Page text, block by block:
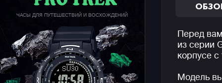
ЧАСЫ ДЛЯ ПУТЕШЕСТВИЙ И ВОСХОЖДЕНИЙ
Перед
из серии
корпусе
Модель